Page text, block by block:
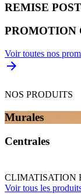
REMISE
PROMOTION
Voir toutes nos
NOS PRODUITS
Murales
Centrales
CLIMATISATION
Voir tous les